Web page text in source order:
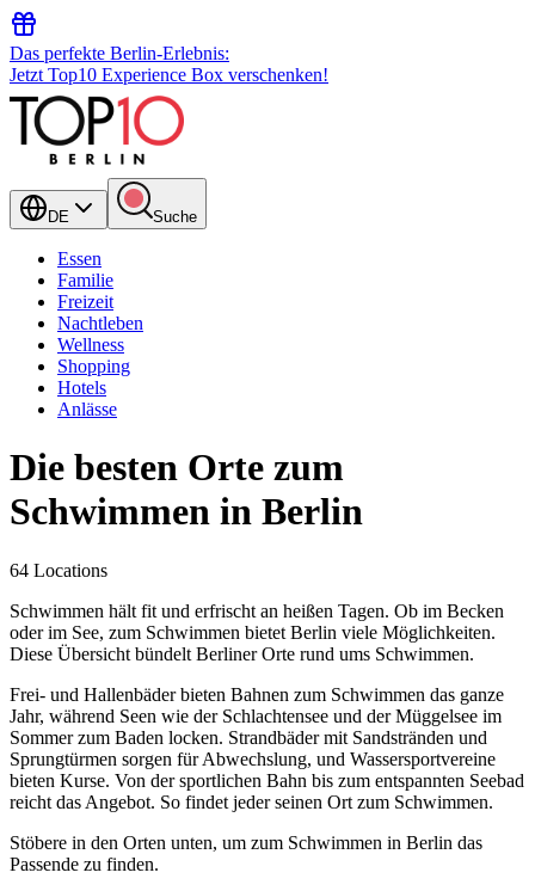
Das perfekte Berlin-Erlebnis:
Jetzt Top10 Experience Box verschenken!
DE Suche
Essen
Familie
Freizeit
Nachtleben
Wellness
Shopping
Hotels
Anlässe
Die besten Orte zum
Schwimmen in Berlin
64 Locations
Schwimmen hält fit und erfrischt an heißen Tagen. Ob im Becken
oder im See, zum Schwimmen bietet Berlin viele Möglichkeiten.
Diese Übersicht bündelt Berliner Orte rund ums Schwimmen.
Frei- und Hallenbäder bieten Bahnen zum Schwimmen das ganze
Jahr, während Seen wie der Schlachtensee und der Müggelsee im
Sommer zum Baden locken. Strandbäder mit Sandstränden und
Sprungtürmen sorgen für Abwechslung, und Wassersportvereine
bieten Kurse. Von der sportlichen Bahn bis zum entspannten Seebad
reicht das Angebot. So findet jeder seinen Ort zum Schwimmen.
Stöbere in den Orten unten, um zum Schwimmen in Berlin das
Passende zu finden.